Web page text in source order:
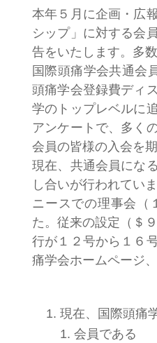
本年５月に企画・広
シップ」に対する会
告をいたします。多
国際頭痛学会共通会
頭痛学会登録費ディ
学のトップレベルに
アンケートで、多く
会員の皆様の入会を
現在、共通会員にな
し合いが行われてい
ニースでの理事会（
た。従来の設定（＄
行が１２号から１６
痛学会ホームページ
現在、国際頭痛
会